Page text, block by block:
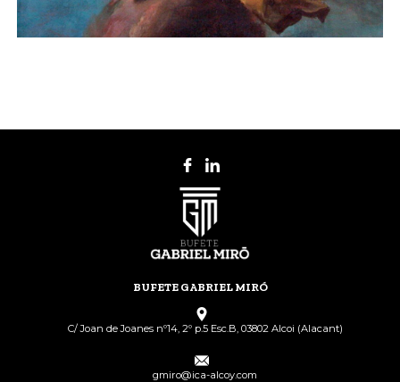
BUFETE GABRIEL MIRÓ
C/ Joan de Joanes nº14, 2º p.5 Esc.B, 03802 Alcoi (Alacant)
gmiro@ica-alcoy.com